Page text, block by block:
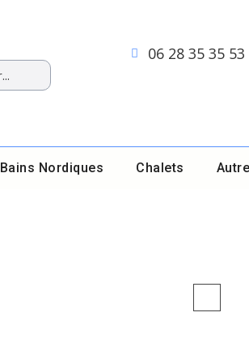
06 28 35 35 53
Bains Nordiques Chalets